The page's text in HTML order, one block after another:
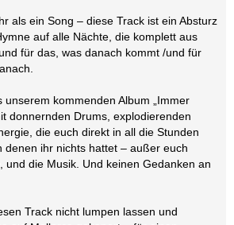
als ein Song – diese Track ist ein Absturz
auf alle Nächte, die komplett aus
für das, was danach kommt /und für
unserem kommenden Album „Immer
donnernden Drums, explodierenden
die euch direkt in all die Stunden
denen ihr nichts hattet – außer euch
und die Musik. Und keinen Gedanken an
Track nicht lumpen lassen und